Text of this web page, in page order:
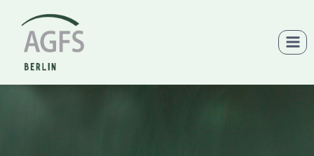
Inhalt
springen